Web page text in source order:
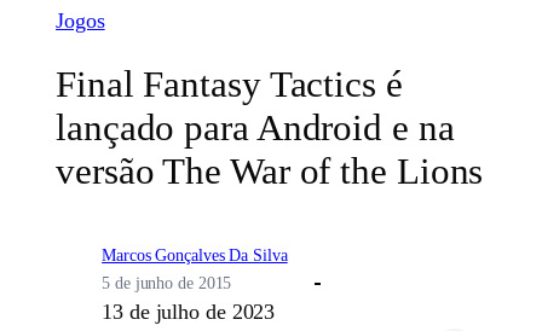
Jogos
Final Fantasy Tactics é
lançado para Android e na
versão The War of the Lions
Marcos Gonçalves Da Silva
5 de junho de 2015
13 de julho de 2023